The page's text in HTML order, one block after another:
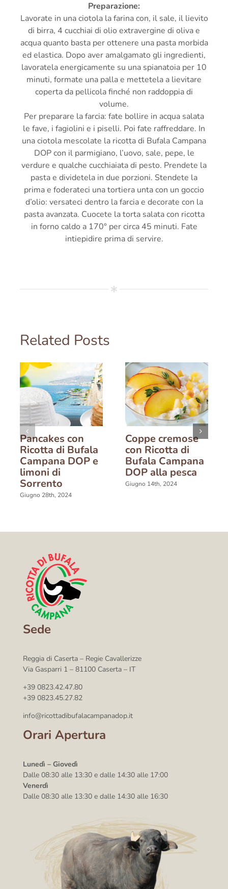
Preparazione:
Lavorate in una ciotola la farina con, il sale, il lievito
di birra, 4 cucchiai di olio extravergine di oliva e
acqua quanto basta per ottenere una pasta morbida
ed elastica. Dopo aver amalgamato gli ingredienti,
lavoratela energicamente su una spianatoia per 10
minuti, formate una palla e mettetela a lievitare
coperta da pellicola finché non raddoppia di
volume.
Per preparare la farcia: fate bollire in acqua salata
le fave, i fagiolini e i piselli. Poi fate raffreddare. In
una ciotola mescolate la ricotta di Bufala Campana
DOP con il parmigiano, l’uovo, sale, pepe, le
verdure e qualche cucchiaiata di pesto. Prendete la
pasta e dividetela in due porzioni. Stendete la
prima e foderateci una tortiera unta con un goccio
d’olio: versateci dentro la farcia e decorate con la
pasta avanzata. Cuocete la torta salata con ricotta
in forno caldo a 170° per circa 45 minuti. Fate
intiepidire prima di servire.
Related Posts
Pancakes con
Ricotta di Bufala
Campana DOP e
limoni di
Sorrento
Giugno 28th, 2024
Coppe cremose
con Ricotta di
Bufala Campana
DOP alla pesca
Giugno 14th, 2024
Sede
Reggia di Caserta – Regie Cavallerizze
Via Gasparri 1 – 81100 Caserta – IT
+39 0823.42.47.80
+39 0823.45.27.82
info@ricottadibufalacampanadop.it
Orari Apertura
Lunedì – Giovedì
Dalle 08:30 alle 13:30 e dalle 14:30 alle 17:00
Venerdì
Dalle 08:30 alle 13:30 e dalle 14:30 alle 16:30